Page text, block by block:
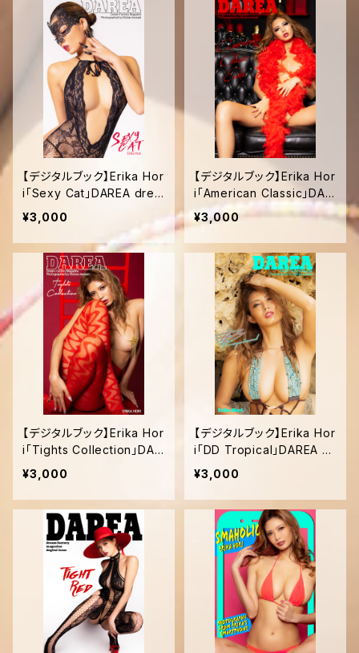
【デジタルブック】Erika Hor
i「Sexy Cat」DAREA drea
m factory magazine
¥3,000
【デジタルブック】Erika Hor
i「American Classic」DAR
EA dream factory maga
zine
¥3,000
【デジタルブック】Erika Hor
i「Tights Collection」DAR
EA dream factory maga
zine
¥3,000
【デジタルブック】Erika Hor
i「DD Tropical」DAREA Dr
eam Factory Magazine
¥3,000